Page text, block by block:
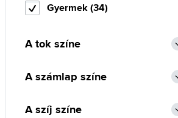
Gyermek (34)
A tok színe
A számlap színe
A szíj színe